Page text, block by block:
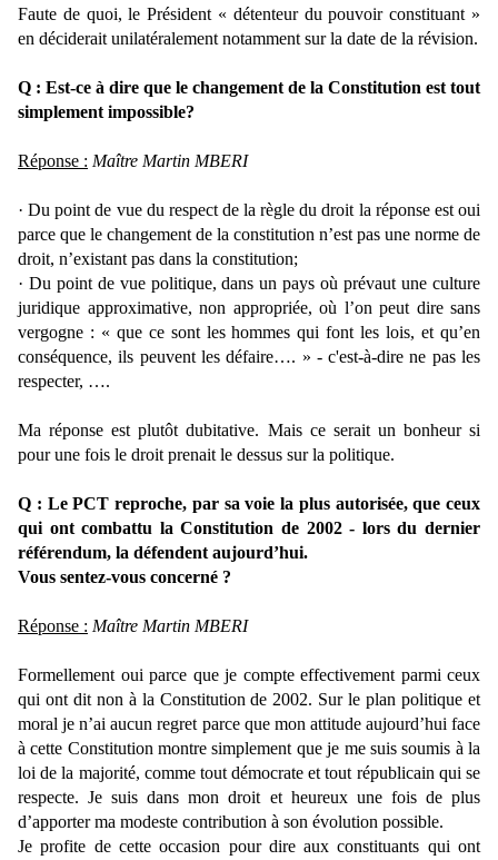
Faute de quoi, le Président « détenteur du pouvoir constituant »
en déciderait unilatéralement notamment sur la date de la révision.
Q : Est-ce à dire que le changement de la Constitution est tout
simplement impossible?
Réponse : Maître Martin MBERI
· Du point de vue du respect de la règle du droit la réponse est oui
parce que le changement de la constitution n’est pas une norme de
droit, n’existant pas dans la constitution;
· Du point de vue politique, dans un pays où prévaut une culture
juridique approximative, non appropriée, où l’on peut dire sans
vergogne : « que ce sont les hommes qui font les lois, et qu’en
conséquence, ils peuvent les défaire…. » - c'est-à-dire ne pas les
respecter, ….
Ma réponse est plutôt dubitative. Mais ce serait un bonheur si
pour une fois le droit prenait le dessus sur la politique.
Q : Le PCT reproche, par sa voie la plus autorisée, que ceux
qui ont combattu la Constitution de 2002 - lors du dernier
référendum, la défendent aujourd’hui.
Vous sentez-vous concerné ?
Réponse : Maître Martin MBERI
Formellement oui parce que je compte effectivement parmi ceux
qui ont dit non à la Constitution de 2002. Sur le plan politique et
moral je n’ai aucun regret parce que mon attitude aujourd’hui face
à cette Constitution montre simplement que je me suis soumis à la
loi de la majorité, comme tout démocrate et tout républicain qui se
respecte. Je suis dans mon droit et heureux une fois de plus
d’apporter ma modeste contribution à son évolution possible.
Je profite de cette occasion pour dire aux constituants qui ont